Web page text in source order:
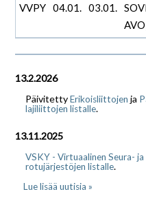
VVPY 04.01. 03.01.
13.2.2026
PäivitettyErikoisliittojen ja
lajiliittojen listalle.
13.11.2025
VSKY - Virtuaalinen Seura-
rotujärjestöjen listalle.
Lue lisää uutisia »